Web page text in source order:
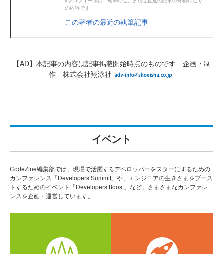
の内容です
この著者の最近の執筆記事
【AD】本記事の内容は記事掲載開始時点のものです 企画・制
作 株式会社翔泳社
イベント
CodeZine編集部では、現場で活躍するデベロッパーをスターにするための
カンファレンス「Developers Summit」や、エンジニアの生きざまをブース
トするためのイベント「Developers Boost」など、さまざまなカンファレ
ンスを企画・運営しています。